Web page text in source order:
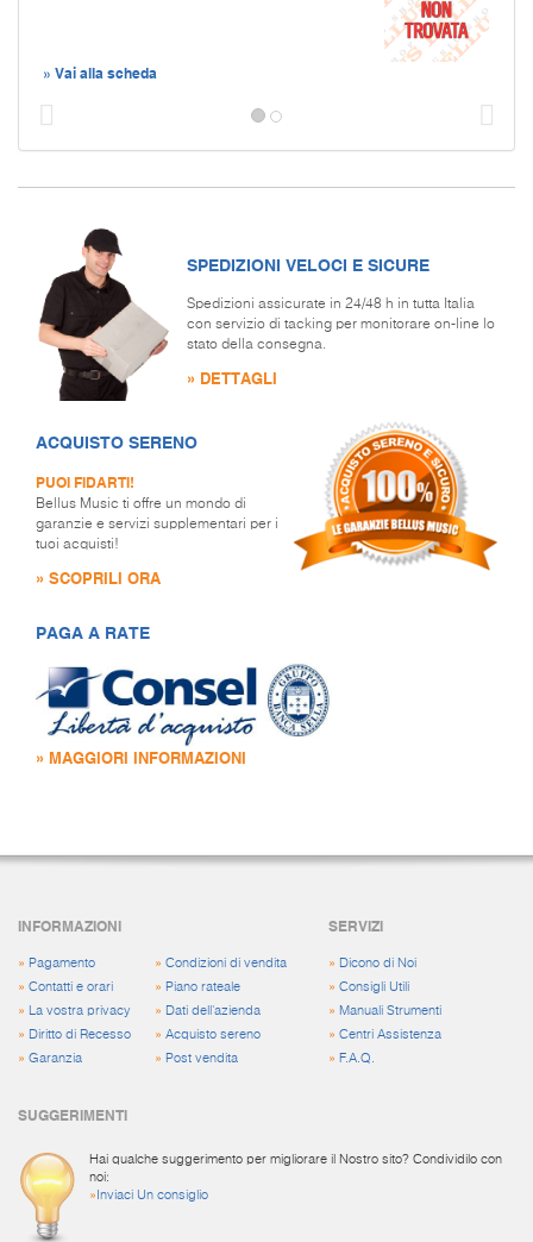
» Vai alla scheda
SPEDIZIONI VELOCI E SICURE
Spedizioni assicurate in 24/48 h in tutta Italia
con servizio di tacking per monitorare on-line lo
stato della consegna.
» DETTAGLI
ACQUISTO SERENO
PUOI FIDARTI!
Bellus Music ti offre un mondo di
garanzie e servizi supplementari per i
tuoi acquisti!
» SCOPRILI ORA
PAGA A RATE
» MAGGIORI INFORMAZIONI
INFORMAZIONI
» Pagamento
» Contatti e orari
» La vostra privacy
» Diritto di Recesso
» Garanzia
» Condizioni di vendita
» Piano rateale
» Dati dell'azienda
» Acquisto sereno
» Post vendita
SERVIZI
» Dicono di Noi
»Consigli Utili
» Manuali Strumenti
»Centri Assistenza
» F.A.Q.
SUGGERIMENTI
Hai qualche suggerimento per migliorare il Nostro sito? Condividilo con
noi:
» Inviaci Un consiglio